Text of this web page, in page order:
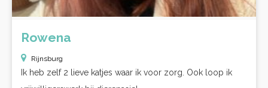
Rowena
Rijnsburg
Ik heb zelf 2 lieve katjes waar ik voor zorg. Ook loop ik